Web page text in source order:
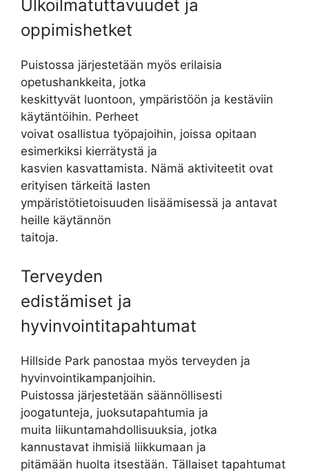
Ulkoilmatuttavuudet ja
oppimishetket
Puistossa järjestetään myös erilaisia
opetushankkeita, jotka
keskittyvät luontoon, ympäristöön ja kestäviin
käytäntöihin. Perheet
voivat osallistua työpajoihin, joissa opitaan
esimerkiksi kierrätystä ja
kasvien kasvattamista. Nämä aktiviteetit ovat
erityisen tärkeitä lasten
ympäristötietoisuuden lisäämisessä ja antavat
heille käytännön
taitoja.
Terveyden
edistämiset ja
hyvinvointitapahtumat
Hillside Park panostaa myös terveyden ja
hyvinvointikampanjoihin.
Puistossa järjestetään säännöllisesti
joogatunteja, juoksutapahtumia ja
muita liikuntamahdollisuuksia, jotka
kannustavat ihmisiä liikkumaan ja
pitämään huolta itsestään. Tällaiset tapahtumat